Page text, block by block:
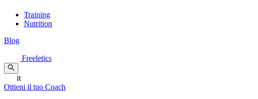
Training
Nutrition
Blog
Freeletics
it
Ottieni il tuo Coach